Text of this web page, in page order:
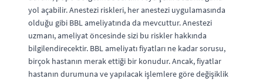
yol açabilir. Anestezi riskleri, her anestezi uygulamasında
olduğu gibi BBL ameliyatında da mevcuttur. Anestezi
uzmanı, ameliyat öncesinde sizi bu riskler hakkında
bilgilendirecektir. BBL ameliyatı fiyatları ne kadar sorusu,
birçok hastanın merak ettiği bir konudur. Ancak, fiyatlar
hastanın durumuna ve yapılacak işlemlere göre değişiklik